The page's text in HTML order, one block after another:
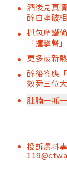
酒後見真
醉自摔破
抓包摩鐵
「撞擊聲
更多最新
醉後答應
效舜三位
肚腩一抓
投訴爆料